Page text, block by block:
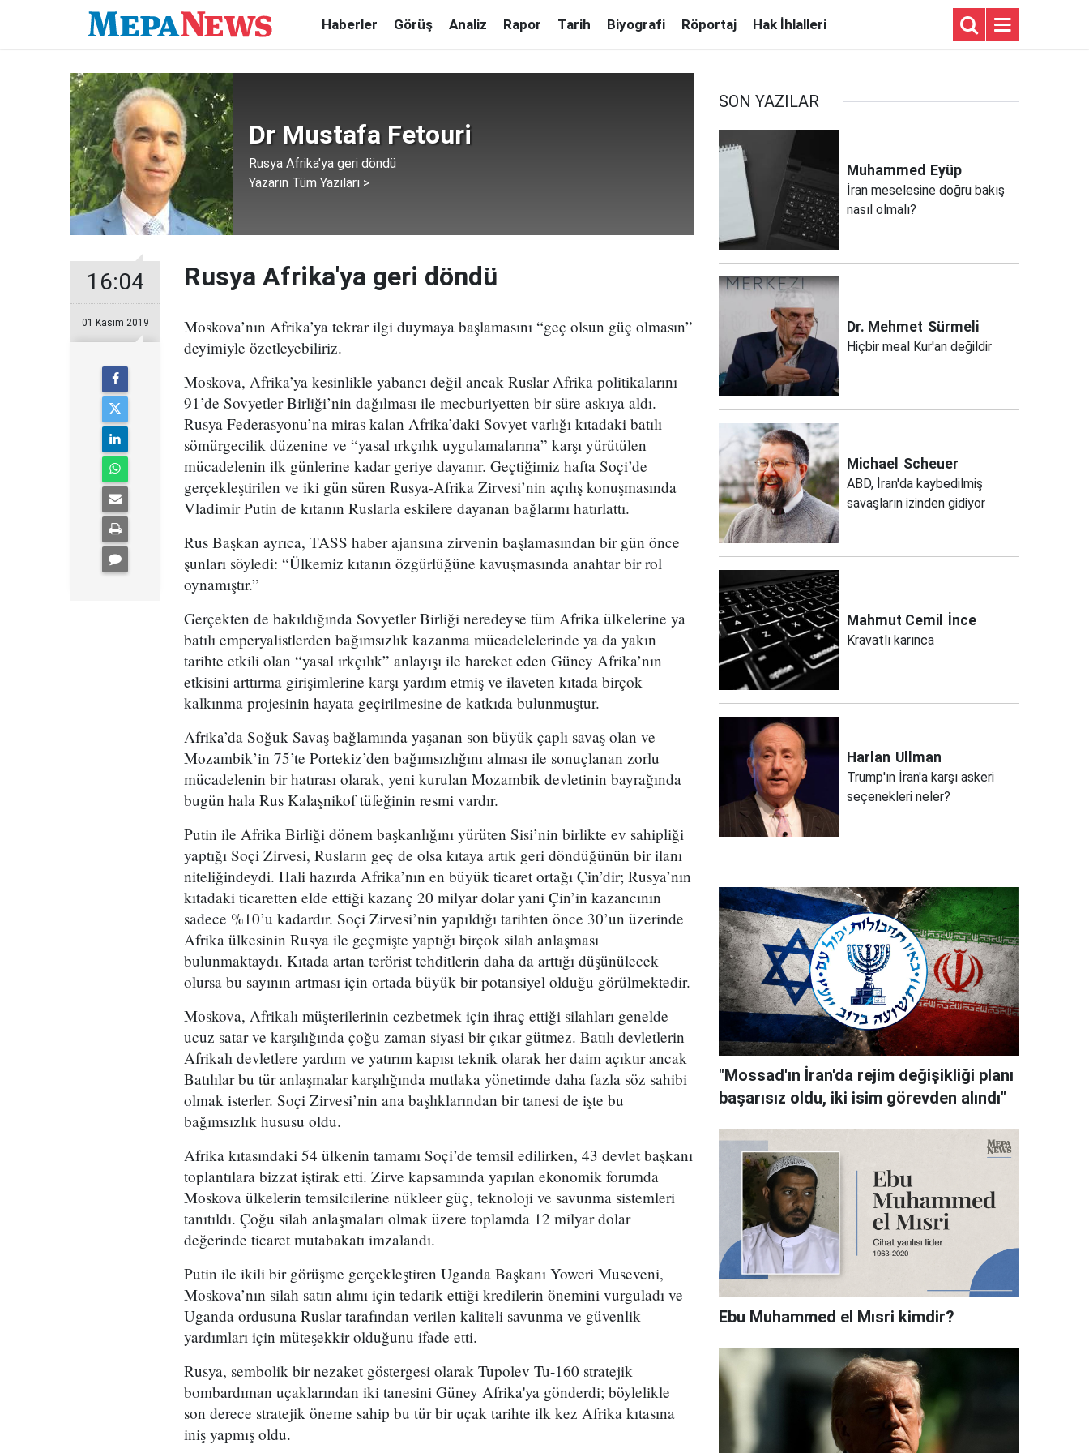
Haberler Görüş Analiz Rapor Tarih Biyografi Röportaj Hak İhlalleri
Dr Mustafa Fetouri
Rusya Afrika'ya geri döndü
Yazarın Tüm Yazıları >
16:04
01 Kasım 2019
Rusya Afrika'ya geri döndü
Moskova’nın Afrika’ya tekrar ilgi duymaya başlamasını “geç olsun güç olmasın”
deyimiyle özetleyebiliriz.
Moskova, Afrika’ya kesinlikle yabancı değil ancak Ruslar Afrika politikalarını
91’de Sovyetler Birliği’nin dağılması ile mecburiyetten bir süre askıya aldı.
Rusya Federasyonu’na miras kalan Afrika’daki Sovyet varlığı kıtadaki batılı
sömürgecilik düzenine ve “yasal ırkçılık uygulamalarına” karşı yürütülen
mücadelenin ilk günlerine kadar geriye dayanır. Geçtiğimiz hafta Soçi’de
gerçekleştirilen ve iki gün süren Rusya-Afrika Zirvesi’nin açılış konuşmasında
Vladimir Putin de kıtanın Ruslarla eskilere dayanan bağlarını hatırlattı.
Rus Başkan ayrıca, TASS haber ajansına zirvenin başlamasından bir gün önce
şunları söyledi: “Ülkemiz kıtanın özgürlüğüne kavuşmasında anahtar bir rol
oynamıştır.”
Gerçekten de bakıldığında Sovyetler Birliği neredeyse tüm Afrika ülkelerine ya
batılı emperyalistlerden bağımsızlık kazanma mücadelelerinde ya da yakın
tarihte etkili olan “yasal ırkçılık” anlayışı ile hareket eden Güney Afrika’nın
etkisini arttırma girişimlerine karşı yardım etmiş ve ilaveten kıtada birçok
kalkınma projesinin hayata geçirilmesine de katkıda bulunmuştur.
Afrika’da Soğuk Savaş bağlamında yaşanan son büyük çaplı savaş olan ve
Mozambik’in 75’te Portekiz’den bağımsızlığını alması ile sonuçlanan zorlu
mücadelenin bir hatırası olarak, yeni kurulan Mozambik devletinin bayrağında
bugün hala Rus Kalaşnikof tüfeğinin resmi vardır.
Putin ile Afrika Birliği dönem başkanlığını yürüten Sisi’nin birlikte ev sahipliği
yaptığı Soçi Zirvesi, Rusların geç de olsa kıtaya artık geri döndüğünün bir ilanı
niteliğindeydi. Hali hazırda Afrika’nın en büyük ticaret ortağı Çin’dir; Rusya’nın
kıtadaki ticaretten elde ettiği kazanç 20 milyar dolar yani Çin’in kazancının
sadece %10’u kadardır. Soçi Zirvesi’nin yapıldığı tarihten önce 30’un üzerinde
Afrika ülkesinin Rusya ile geçmişte yaptığı birçok silah anlaşması
bulunmaktaydı. Kıtada artan terörist tehditlerin daha da arttığı düşünülecek
olursa bu sayının artması için ortada büyük bir potansiyel olduğu görülmektedir.
Moskova, Afrikalı müşterilerinin cezbetmek için ihraç ettiği silahları genelde
ucuz satar ve karşılığında çoğu zaman siyasi bir çıkar gütmez. Batılı devletlerin
Afrikalı devletlere yardım ve yatırım kapısı teknik olarak her daim açıktır ancak
Batılılar bu tür anlaşmalar karşılığında mutlaka yönetimde daha fazla söz sahibi
olmak isterler. Soçi Zirvesi’nin ana başlıklarından bir tanesi de işte bu
bağımsızlık hususu oldu.
Afrika kıtasındaki 54 ülkenin tamamı Soçi’de temsil edilirken, 43 devlet başkanı
toplantılara bizzat iştirak etti. Zirve kapsamında yapılan ekonomik forumda
Moskova ülkelerin temsilcilerine nükleer güç, teknoloji ve savunma sistemleri
tanıtıldı. Çoğu silah anlaşmaları olmak üzere toplamda 12 milyar dolar
değerinde ticaret mutabakatı imzalandı.
Putin ile ikili bir görüşme gerçekleştiren Uganda Başkanı Yoweri Museveni,
Moskova’nın silah satın alımı için tedarik ettiği kredilerin önemini vurguladı ve
Uganda ordusuna Ruslar tarafından verilen kaliteli savunma ve güvenlik
yardımları için müteşekkir olduğunu ifade etti.
Rusya, sembolik bir nezaket göstergesi olarak Tupolev Tu-160 stratejik
bombardıman uçaklarından iki tanesini Güney Afrika'ya gönderdi; böylelikle
son derece stratejik öneme sahip bu tür bir uçak tarihte ilk kez Afrika kıtasına
iniş yapmış oldu.
SON YAZILAR
Muhammed Eyüp
İran meselesine doğru bakış
nasıl olmalı?
Dr. Mehmet Sürmeli
Hiçbir meal Kur'an değildir
Michael Scheuer
ABD, İran'da kaybedilmiş
savaşların izinden gidiyor
Mahmut Cemil İnce
Kravatlı karınca
Harlan Ullman
Trump'ın İran'a karşı askeri
seçenekleri neler?
"Mossad'ın İran'da rejim değişikliği planı
başarısız oldu, iki isim görevden alındı"
Ebu Muhammed el Mısri kimdir?